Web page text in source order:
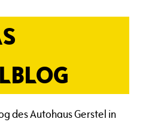
des Autohaus Gerstel in